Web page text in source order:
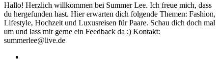
Hallo! Herzlich willkommen bei Summer Lee. Ich freue mich, dass
du hergefunden hast. Hier erwarten dich folgende Themen: Fashion,
Lifestyle, Hochzeit und Luxusreisen für Paare. Schau dich doch mal
um und lass mir gerne ein Feedback da :) Kontakt:
summerlee@live.de